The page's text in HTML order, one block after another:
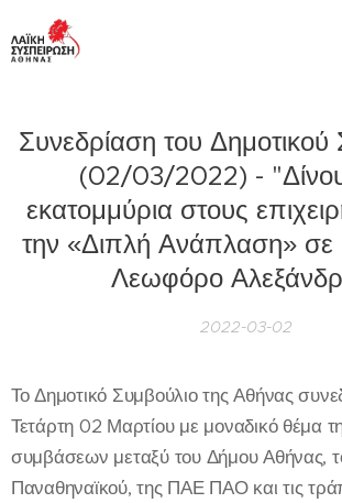
Συνεδρίαση του Δημοτικού
(02/03/2022) -
εκατομμύρια στους
την «Διπλή Ανάπλαση» σε
Λεωφόρο
2022-03-02
Το Δημοτικό Συμβούλιο της Αθήνας
Τετάρτη 02 Μαρτίου με μοναδικό θέμα
συμβάσεων μεταξύ του Δήμου Αθήνας,
Παναθηναϊκού, της ΠΑΕ ΠΑΟ και τις